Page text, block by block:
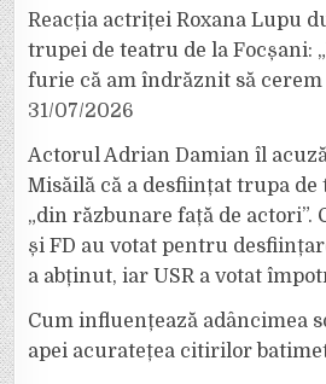
Reacția actriței Roxana Lupu
trupei de teatru de la Focșani:
furie că am îndrăznit să cerem
31/07/2026
Actorul Adrian Damian îl
Misăilă că a desființat trupa
„din răzbunare față de actori”.
și FD au votat pentru
a abținut, iar USR a votat
Cum influențează adâncimea
apei acuratețea citirilor